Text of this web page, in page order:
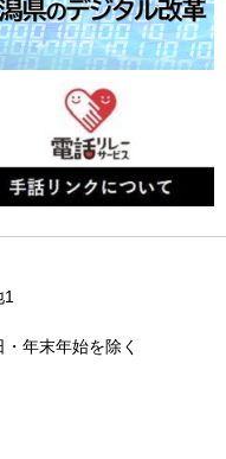
年末年始を除く